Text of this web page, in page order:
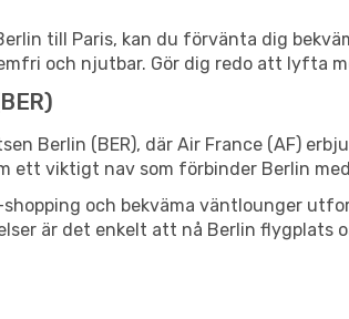
till Paris, kan du förvänta dig
och njutbar. Gör dig redo att lyfta
Berlin (BER), där Air France (AF)
ett viktigt nav som förbinder Berlin
och bekväma väntlounger
är det enkelt att nå Berlin flygplats